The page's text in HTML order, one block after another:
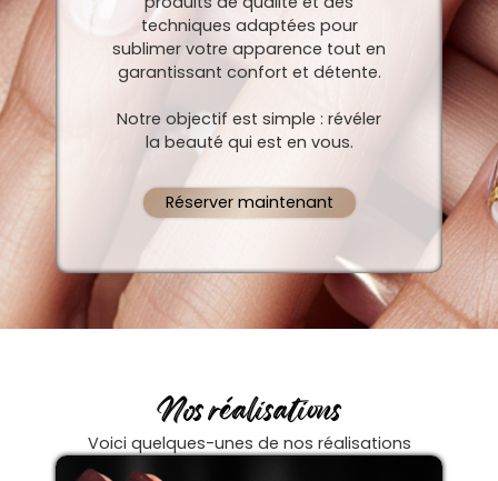
techniques adaptées pour
sublimer votre apparence tout en
garantissant confort et détente.
Notre objectif est simple : révéler
la beauté qui est en vous.
Réserver maintenant
Nos réalisations
Voici quelques-unes de nos réalisations